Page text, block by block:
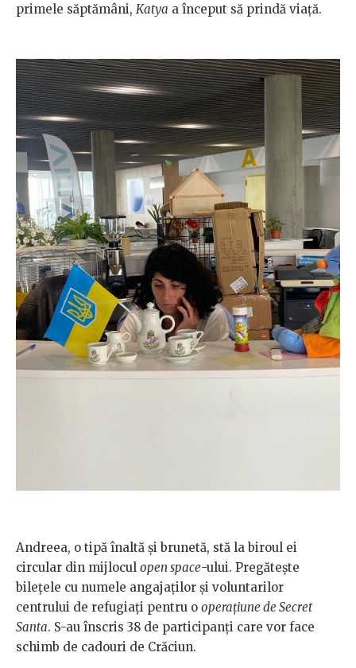
primele săptămâni, Katya a început să prindă viață.
Andreea, o tipă înaltă și brunetă, stă la biroul ei
circular din mijlocul open space-ului. Pregătește
bilețele cu numele angajaților și voluntarilor
centrului de refugiați pentru o operațiune de Secret
Santa. S-au înscris 38 de participanți care vor face
schimb de cadouri de Crăciun.